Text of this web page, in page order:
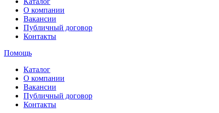
О компании
Вакансии
Публичный договор
Контакты
Помощь
Каталог
О компании
Вакансии
Публичный договор
Контакты